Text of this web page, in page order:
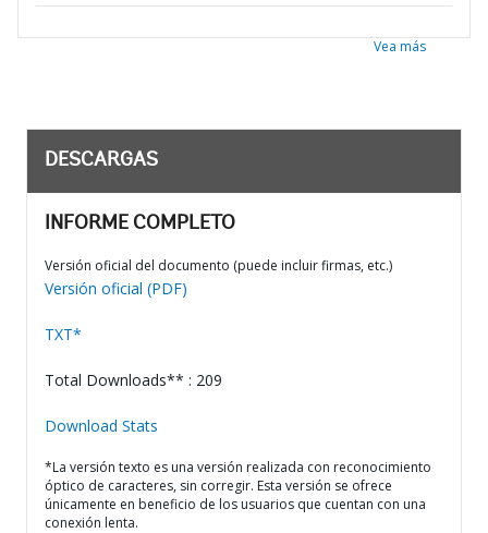
Vea más
DESCARGAS
INFORME COMPLETO
Versión oficial del documento (puede incluir firmas, etc.)
Versión oficial (PDF)
TXT*
Total Downloads** : 209
Download Stats
*La versión texto es una versión realizada con reconocimiento
óptico de caracteres, sin corregir. Esta versión se ofrece
únicamente en beneficio de los usuarios que cuentan con una
conexión lenta.